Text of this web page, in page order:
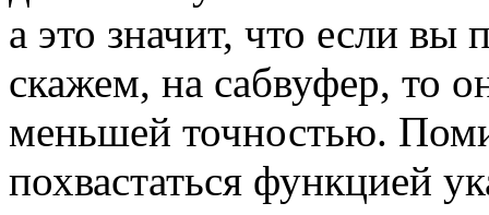
а это значит, что если
скажем, на сабвуфер, то
меньшей точностью.
похвастаться функцией